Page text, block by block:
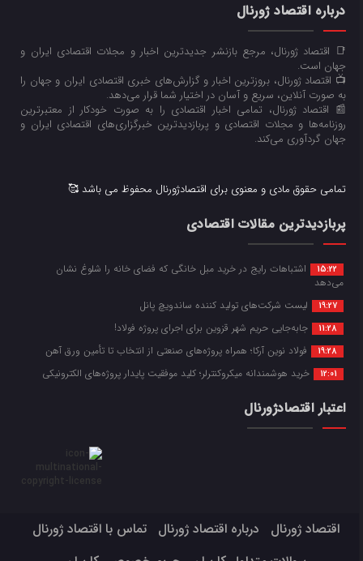
درباره اقتصاد ژورنال
📑 اقتصاد ژورنال، مرجع بازنشر جدیدترین اخبار و مجلات اقتصادی ایران و
جهان است.
📺 اقتصاد ژورنال، بروزترین اخبار و گزارش‌های خبری اقتصادی ایران و جهان را
به صورت آنلاین، سریع و آسان در اختیار شما قرار می‌‌دهد.
📰 اقتصاد ژورنال، تمامی اخبار اقتصادی را به صورت خودکار از معتبرترین
روزنامه‌ها و مجلات اقتصادی و پربازدیدترین خبرگزاری‌های اقتصادی ایران و
جهان گردآوری می‌کند.
تمامی حقوق مادی و معنوی برای اقتصادژورنال محفوظ می باشد 🥰
پربازدیدترین مقالات اقتصادی
15:22
اشتباهات رایج در خرید مبل خانگی که فضای خانه را شلوغ نشان
می‌دهد
19:27 لیست شرکت‌های تولید کننده ساندویچ پانل
11:28 جابه‌جایی حریم شهر قزوین برای اجرای پروژه فولاد!
19:28 فولاد نوین آرکا؛ همراه پروژه‌های صنعتی از انتخاب تا تأمین ورق آهن
12:01 خرید هوشمندانه میکروکنترلر؛ کلید موفقیت پایدار پروژه‌های الکترونیکی
اعتبار اقتصادژورنال
اقتصاد ژورنال درباره اقتصاد ژورنال
تماس با اقتصاد ژورنال